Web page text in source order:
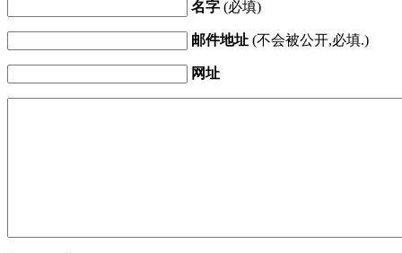
名字 (必填)
邮件地址 (不会被公开,必填.)
网址